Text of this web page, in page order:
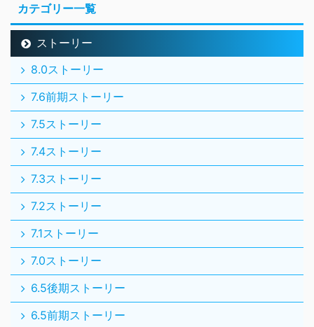
カテゴリー一覧
ストーリー
8.0ストーリー
7.6前期ストーリー
7.5ストーリー
7.4ストーリー
7.3ストーリー
7.2ストーリー
7.1ストーリー
7.0ストーリー
6.5後期ストーリー
6.5前期ストーリー